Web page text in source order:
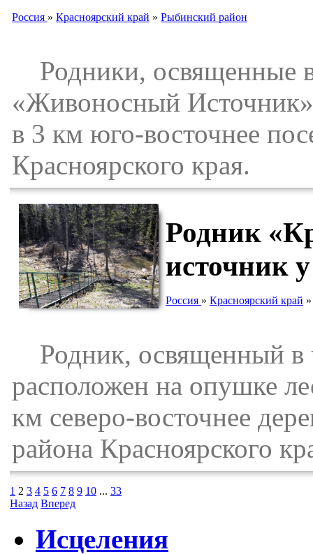
Россия » Красноярский край » Рыбинский район
Родники, освященные
«Живоносный
в 3 км юго-восточнее
Красноярского края.
Родник
источник
Россия » Красноярский край
Родник, освященный в
расположен на опушке
км северо-восточнее
района Красноярского
1 2 3 4 5 6 7 8 9 10 ... 33
Назад Вперед
Исцеления